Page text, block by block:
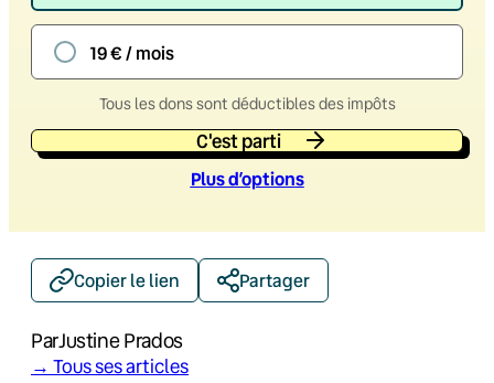
19 € / mois
Tous les dons sont déductibles des impôts
C'est parti
Plus d’options
Copier le lien Partager
ParJustine Prados
→ Tous ses articles